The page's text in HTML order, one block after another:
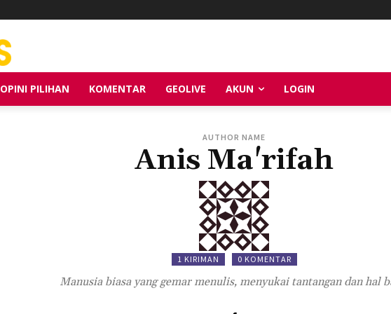
OPINI PILIHAN KOMENTAR GEOLIVE AKUN LOGIN
AUTHOR NAME
Anis Ma'rifah
1 KIRIMAN 0 KOMENTAR
Manusia biasa yang gemar menulis, menyukai tantangan dan hal